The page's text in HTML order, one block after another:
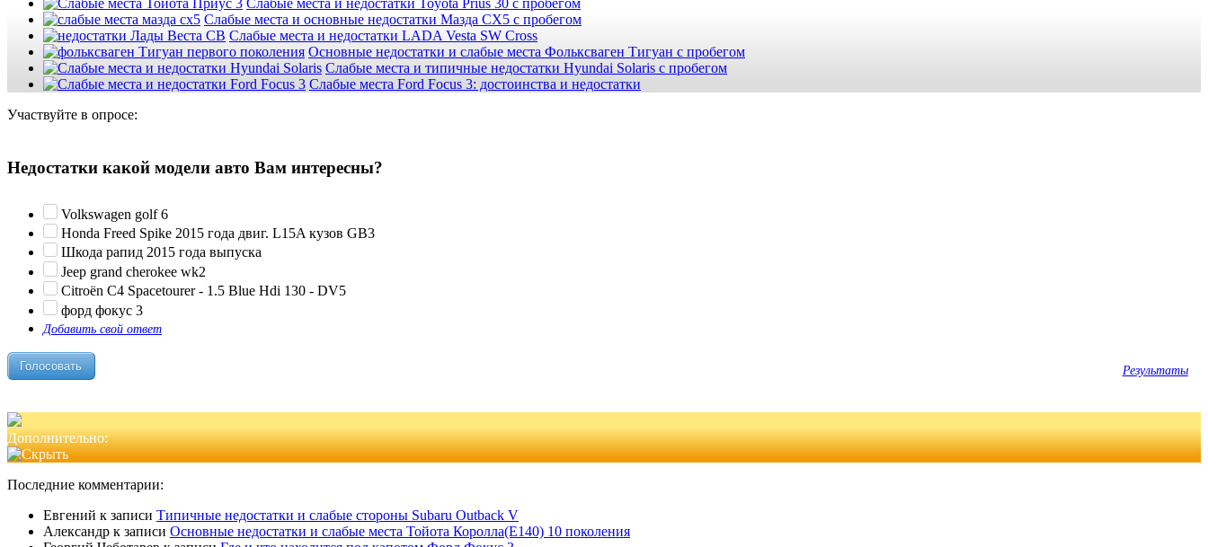
Слабые места и недостатки Toyota Prius 30 с пробегом
Слабые места и основные недостатки Мазда СХ5 с пробегом
Слабые места и недостатки LADA Vesta SW Cross
Основные недостатки и слабые места Фольксваген Тигуан с пробегом
Слабые места и типичные недостатки Hyundai Solaris с пробегом
Слабые места Ford Focus 3: достоинства и недостатки
Участвуйте в опросе:
Недостатки какой модели авто Вам интересны?
Volkswagen golf 6
Honda Freed Spike 2015 года двиг. L15A кузов GB3
Шкода рапид 2015 года выпуска
Jeep grand cherokee wk2
Citroën C4 Spacetourer - 1.5 Blue Hdi 130 - DV5
форд фокус 3
Добавить свой ответ
Результаты
Дополнительно:
Последние комментарии:
Евгений к записи Типичные недостатки и слабые стороны Subaru Outback V
Александр к записи Основные недостатки и слабые места Тойота Королла(Е140) 10 поколения